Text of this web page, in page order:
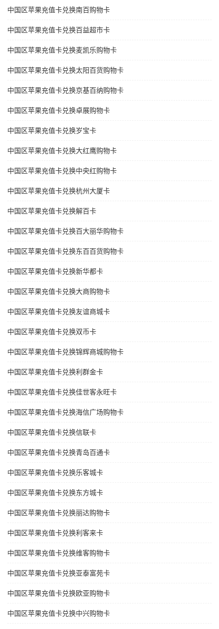
中国区苹果充值卡兑换南百购物卡
中国区苹果充值卡兑换百益超市卡
中国区苹果充值卡兑换麦凯乐购物卡
中国区苹果充值卡兑换太阳百货购物卡
中国区苹果充值卡兑换京基百纳购物卡
中国区苹果充值卡兑换卓展购物卡
中国区苹果充值卡兑换岁宝卡
中国区苹果充值卡兑换大红鹰购物卡
中国区苹果充值卡兑换中央红购物卡
中国区苹果充值卡兑换杭州大厦卡
中国区苹果充值卡兑换解百卡
中国区苹果充值卡兑换百大丽华购物卡
中国区苹果充值卡兑换东百百货购物卡
中国区苹果充值卡兑换新华都卡
中国区苹果充值卡兑换大商购物卡
中国区苹果充值卡兑换友谊商城卡
中国区苹果充值卡兑换双币卡
中国区苹果充值卡兑换锦辉商城购物卡
中国区苹果充值卡兑换利群金卡
中国区苹果充值卡兑换佳世客永旺卡
中国区苹果充值卡兑换海信广场购物卡
中国区苹果充值卡兑换信联卡
中国区苹果充值卡兑换青岛百通卡
中国区苹果充值卡兑换乐客城卡
中国区苹果充值卡兑换东方城卡
中国区苹果充值卡兑换丽达购物卡
中国区苹果充值卡兑换利客来卡
中国区苹果充值卡兑换维客购物卡
中国区苹果充值卡兑换亚泰富苑卡
中国区苹果充值卡兑换欧亚购物卡
中国区苹果充值卡兑换中兴购物卡